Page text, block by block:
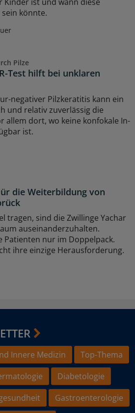
könnte.
Pilze
Test hilft bei unklaren
negativer Pilzkeratitis kann ein
und relativ zuverlässig die
allem dort, wo keine konfokale In-
ist.
die Weiterbildung von
tragen, sind die Zwillinge Yachar
auseinanderzuhalten.
Patienten nur im Doppelpack.
ihre einzige Herausforderung.
Innere Medizin
Top-Thema
Diabetologie
Gastroenterologie